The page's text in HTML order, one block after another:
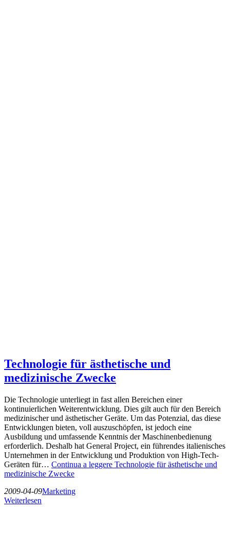
Technologie für ästhetische und
medizinische Zwecke
Die Technologie unterliegt in fast allen Bereichen einer
kontinuierlichen Weiterentwicklung. Dies gilt auch für den Bereich
medizinischer und ästhetischer Geräte. Um das Potenzial, das diese
Entwicklungen bieten, voll auszuschöpfen, ist jedoch eine
Ausbildung und umfassende Kenntnis der Maschinenbedienung
erforderlich. Deshalb hat General Project, ein führendes italienisches
Unternehmen in der Entwicklung und Produktion von High-Tech-
Geräten für… Continua a leggere Technologie für ästhetische und
medizinische Zwecke
2009-04-09Marketing
Weiterlesen